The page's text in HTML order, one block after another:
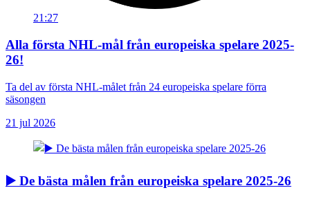
21:27
Alla första NHL-mål från europeiska spelare 2025-
26!
Ta del av första NHL-målet från 24 europeiska spelare förra
säsongen
21 jul 2026
▶️ De bästa målen från europeiska spelare 2025-26